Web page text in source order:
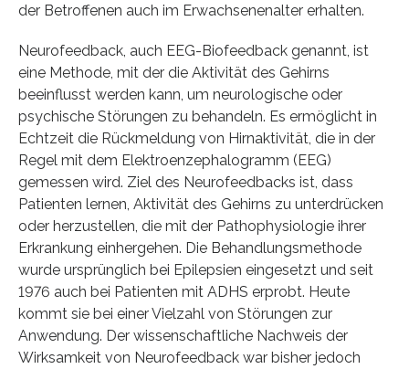
der Betroffenen auch im Erwachsenenalter erhalten.
Neurofeedback, auch EEG-Biofeedback genannt, ist
eine Methode, mit der die Aktivität des Gehirns
beeinflusst werden kann, um neurologische oder
psychische Störungen zu behandeln. Es ermöglicht in
Echtzeit die Rückmeldung von Hirnaktivität, die in der
Regel mit dem Elektroenzephalogramm (EEG)
gemessen wird. Ziel des Neurofeedbacks ist, dass
Patienten lernen, Aktivität des Gehirns zu unterdrücken
oder herzustellen, die mit der Pathophysiologie ihrer
Erkrankung einhergehen. Die Behandlungsmethode
wurde ursprünglich bei Epilepsien eingesetzt und seit
1976 auch bei Patienten mit ADHS erprobt. Heute
kommt sie bei einer Vielzahl von Störungen zur
Anwendung. Der wissenschaftliche Nachweis der
Wirksamkeit von Neurofeedback war bisher jedoch